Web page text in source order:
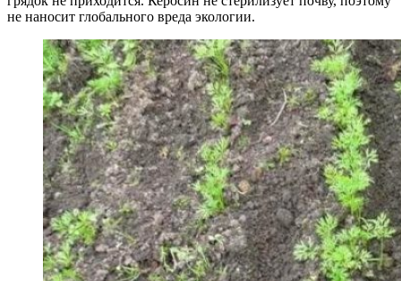
не наносит глобального вреда экологии.